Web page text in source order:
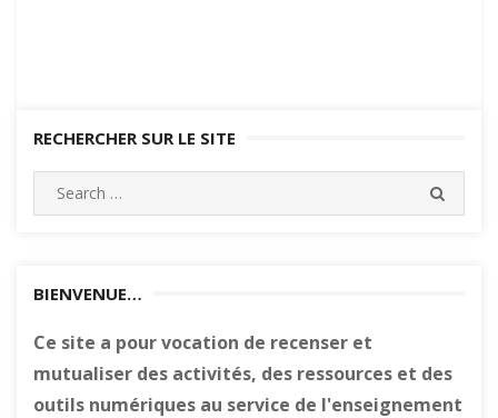
RECHERCHER SUR LE SITE
BIENVENUE…
Ce site a pour vocation de recenser et
mutualiser des activités, des ressources et des
outils numériques au service de l'enseignement